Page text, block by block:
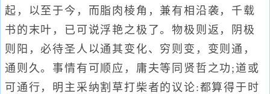
起，以至于今，而脂肉棱角，兼有相沿袭，千载
书的末叶，已可说浮艳之极了。物极则返，阴极
则阳，必待圣人以通其变化、穷则变，变则通，
通则久。事情有可顺应，庸夫等同贤哲之功;道或
可通行，明主采纳割草打柴者的议论:都算得于时